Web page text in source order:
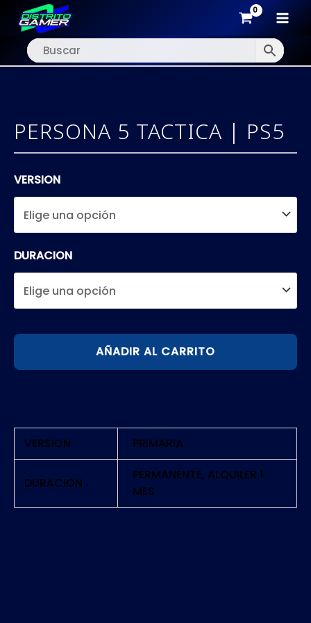
al
PERSONA 5 TACTICA | PS5
VERSION
DURACION
PERSONA
TACTICA
cantidad
AÑADIR AL CARRITO
VERSION PRIMARIA
DURACION
PERMANENTE, ALQUILER 1
MES